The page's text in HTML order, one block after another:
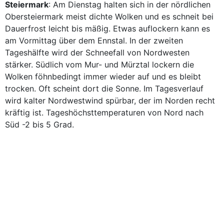
Steiermark: Am Dienstag halten sich in der nördlichen
Obersteiermark meist dichte Wolken und es schneit bei
Dauerfrost leicht bis mäßig. Etwas auflockern kann es
am Vormittag über dem Ennstal. In der zweiten
Tageshälfte wird der Schneefall von Nordwesten
stärker. Südlich vom Mur- und Mürztal lockern die
Wolken föhnbedingt immer wieder auf und es bleibt
trocken. Oft scheint dort die Sonne. Im Tagesverlauf
wird kalter Nordwestwind spürbar, der im Norden recht
kräftig ist. Tageshöchsttemperaturen von Nord nach
Süd -2 bis 5 Grad.